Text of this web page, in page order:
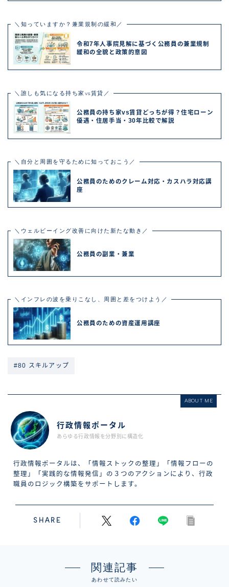
＼知っていますか？兼業規制の緩和／
令和7年人事院見解に基づく公務員の兼業規制
緩和の全貌と政策的意図
＼誰しも気になる持ち家vs賃貸／
公務員の持ち家vs賃貸どっちが得？住宅ローン
優遇・住居手当・30年比較で解説
＼自分と周囲を守るために知っておこう／
公務員のためのクレーム対応・カスハラ対応講
座
＼ウェルビーイング改善に向けた新たな動き／
公務員の副業・兼業
＼インフレの波を乗りこなし、周囲と差をつけよう／
公務員のための資産運用講座
#80 スキルアップ
ABOUT ME
行政情報ポータル
あらゆる行政情報を分野別に構造化
行政情報ポータルは、「情報ストックの整理」「情報フローの
整理」「実践的な情報発信」の３つのアクションにより、行政
職員のロジック構築をサポートします。
SHARE
関連記事
あわせて読みたい